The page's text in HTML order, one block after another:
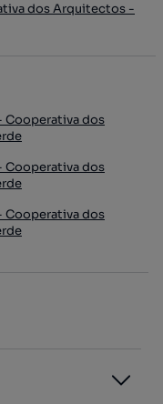
dos Arquitectos -
Cooperativa dos
Cooperativa dos
Cooperativa dos